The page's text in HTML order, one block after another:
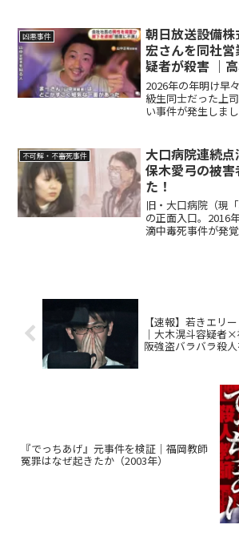
師は2007年4月1日
橋の...
凶悪事件
朝日放送設備
宏さんを同社
疑者が殺害 ｜
友の動機
2026年の年明け早
級生同士だった上
い事件が発生しま
嶋さんの会社の営
者（45）。高校時...
不可解・不審死事件
大口病院連続
保木愛弓の被
た！
旧・大口病院（現
の正面入口。2016
滴中毒死事件が発
【速報】若きエリ
｜大木滉斗容疑者
阪強盗バラバラ殺人
『でっちあげ』元事件を検証｜福岡教師
冤罪はなぜ起きたか（2003年）